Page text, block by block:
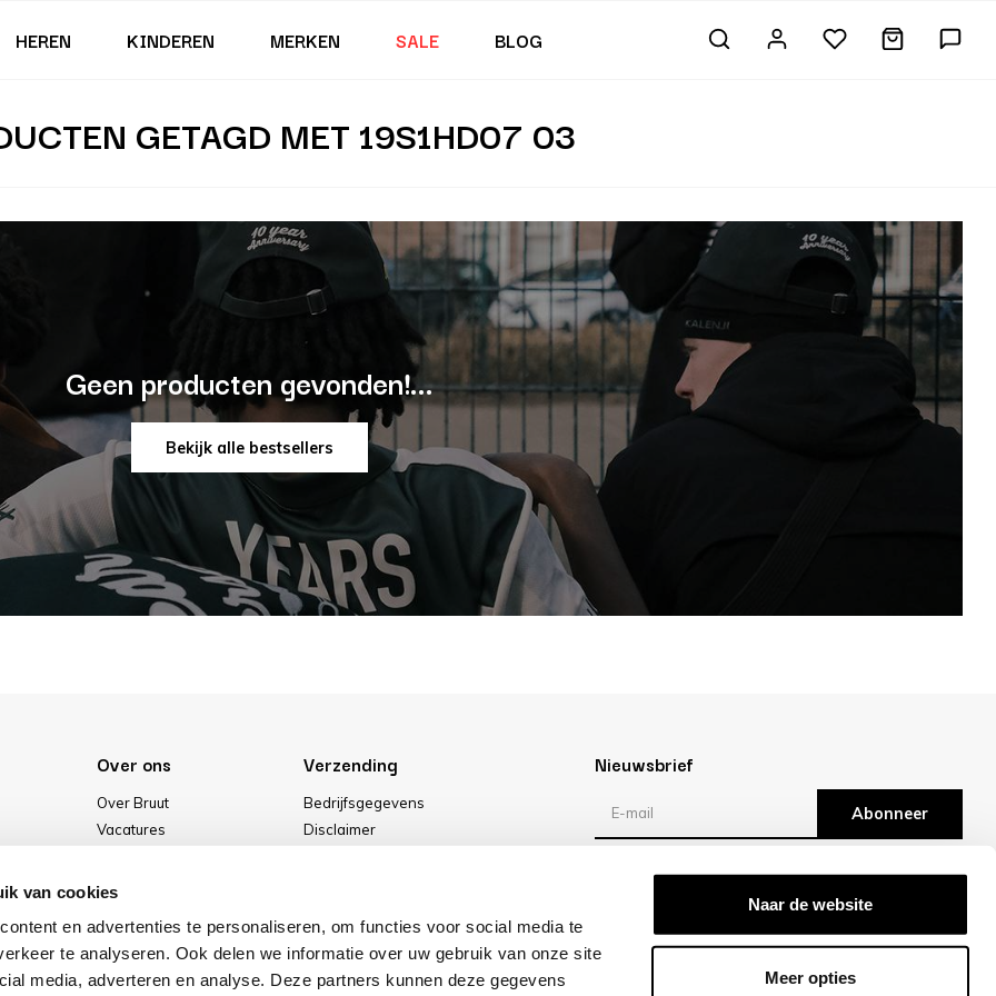
van cookies
en advertenties te personaliseren, om functies voor social media te
te analyseren. Ook delen we informatie over uw gebruik van onze site
media, adverteren en analyse. Deze partners kunnen deze gegevens
Naar de website
Meer opties
HEREN KINDEREN MERKEN SALE BLOG
GETAGD MET 19S1HD07 03
Geen producten gevonden!...
Bekijk alle bestsellers
Over ons
Over Bruut
Vacatures
Onze winkel
Verzending
Bedrijfsgegevens
Disclaimer
Nieuwsbrief
Abonneer
Reviews
/10 -klantbeoordelingen